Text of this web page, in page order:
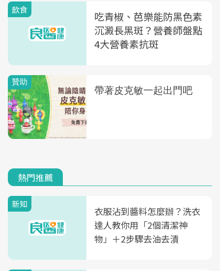
飲食
吃青椒、芭樂能防黑色素
沉澱長黑斑？營養師盤點
4大營養素抗斑
熱門推薦
新知
衣服沾到醬料怎麼辦？洗衣
達人教你用「2個清潔神
物」＋2步驟去油去漬